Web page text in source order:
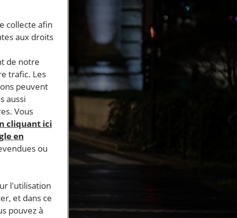
collecte afin
aux droits
de notre
trafic. Les
peuvent
aussi
Vous
cliquant ici
en
ou
l'utilisation
et dans ce
pouvez à